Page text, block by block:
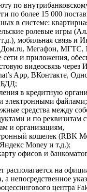
по
по более 15 000
в системе:
ролевые игры
мобильная связь и
Дом.ru, Мегафон, МГТС,
сети и приложения,
видеосвязь через
App, ВКонтакте,
в кредитную
электронными файлами;
средства между
и по реквизитам
и организациям,
кошелек (RBK
Money и т.д.);
офисов и
располагается на
а непосредственное
центра